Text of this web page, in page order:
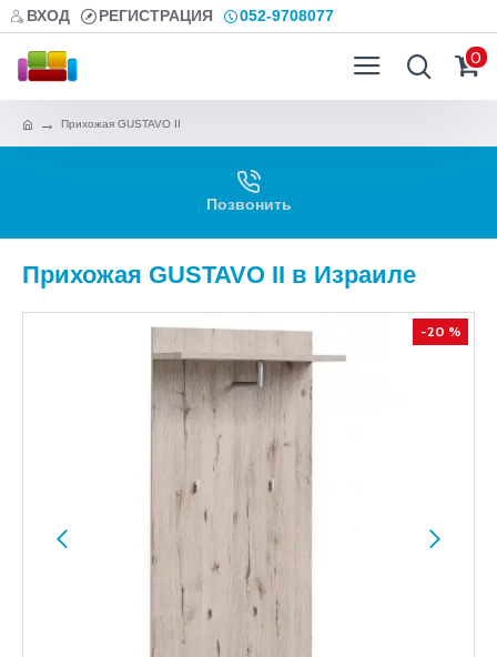
ВХОД РЕГИСТРАЦИЯ 052-9708077
0
Прихожая GUSTAVO II
Позвонить
Прихожая GUSTAVO II в Израиле
-20 %